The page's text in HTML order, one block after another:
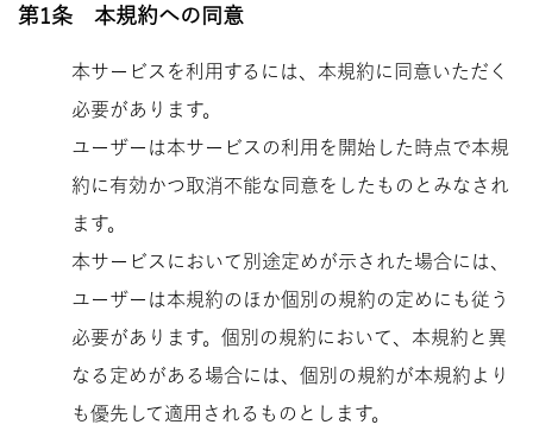
第1条 本規約への同意
本サービスを利用するには、本規約に同意いただく
必要があります。
ユーザーは本サービスの利用を開始した時点で本規
約に有効かつ取消不能な同意をしたものとみなされ
ます。
本サービスにおいて別途定めが示された場合には、
ユーザーは本規約のほか個別の規約の定めにも従う
必要があります。個別の規約において、本規約と異
なる定めがある場合には、個別の規約が本規約より
も優先して適用されるものとします。